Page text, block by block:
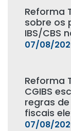
Reforma
sobre os
IBS/CBS
07/08/
Reforma
CGIBS
regras
fiscais
07/08/